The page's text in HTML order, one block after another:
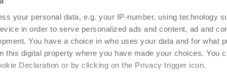
your personal data, e.g. your IP-number, using technology
in order to serve personalized ads and content, ad and
You have a choice in who uses your data and for what
this digital property where you have made your choices. You
Declaration or by clicking on the Privacy trigger icon.
Wenn noch nicht
sich jetzt Ihren kostenlosen
...